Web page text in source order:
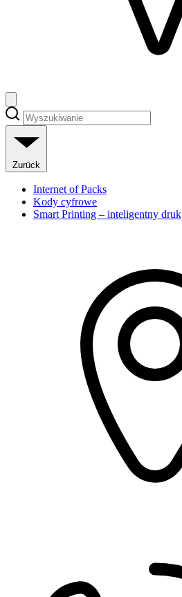
Zurück
Internet of Packs
Kody cyfrowe
Smart Printing – inteligentny druk